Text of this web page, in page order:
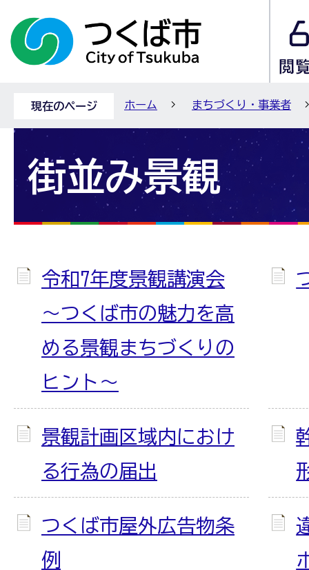
現在のページ ホーム まちづくり・事業者
街並み景観
令和7年度景観講演会
～つくば市の魅力を高
める景観まちづくりの
ヒント～
景観計画区域内におけ
る行為の届出
つくば市屋外広告物条
例